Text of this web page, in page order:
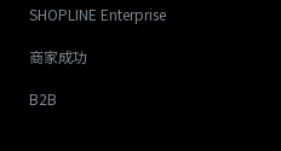
SHOPLINE Enterprise
商家成功
B2B